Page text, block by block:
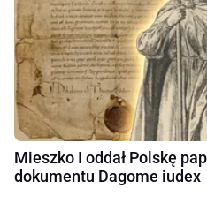
Mieszko I oddał Polskę
dokumentu Dagome iudex